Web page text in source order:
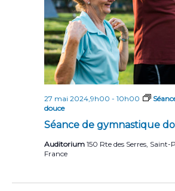
Séance de gymnastique
27 mai 2024,9h00 - 10h00
douce
Auditorium 150 Rte des Serres, Saint-
France